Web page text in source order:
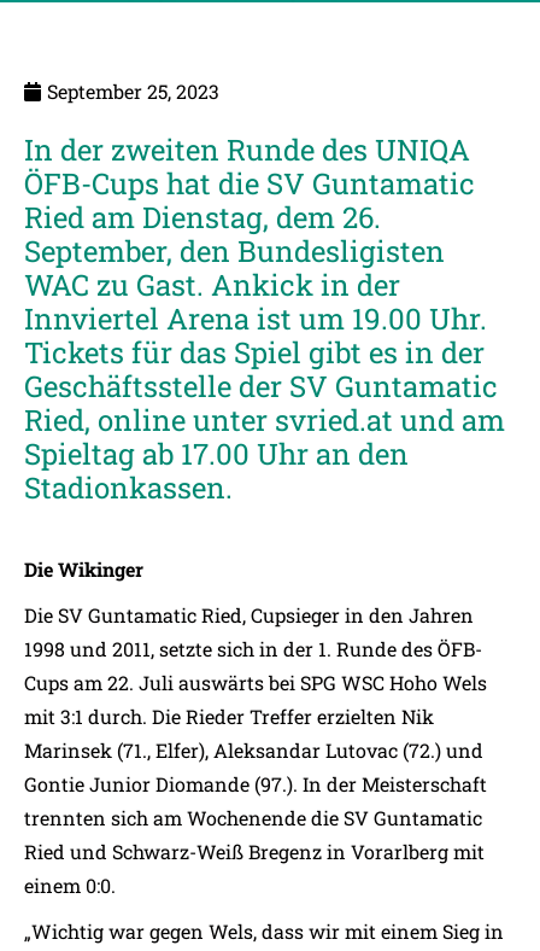
September 25, 2023
In der zweiten Runde des UNIQA
ÖFB-Cups hat die SV Guntamatic
Ried am Dienstag, dem 26.
September, den Bundesligisten
WAC zu Gast. Ankick in der
Innviertel Arena ist um 19.00 Uhr.
Tickets für das Spiel gibt es in der
Geschäftsstelle der SV Guntamatic
Ried, online unter svried.at und am
Spieltag ab 17.00 Uhr an den
Stadionkassen.
Die Wikinger
Die SV Guntamatic Ried, Cupsieger in den Jahren
1998 und 2011, setzte sich in der 1. Runde des ÖFB-
Cups am 22. Juli auswärts bei SPG WSC Hoho Wels
mit 3:1 durch. Die Rieder Treffer erzielten Nik
Marinsek (71., Elfer), Aleksandar Lutovac (72.) und
Gontie Junior Diomande (97.). In der Meisterschaft
trennten sich am Wochenende die SV Guntamatic
Ried und Schwarz-Weiß Bregenz in Vorarlberg mit
einem 0:0.
„Wichtig war gegen Wels, dass wir mit einem Sieg in